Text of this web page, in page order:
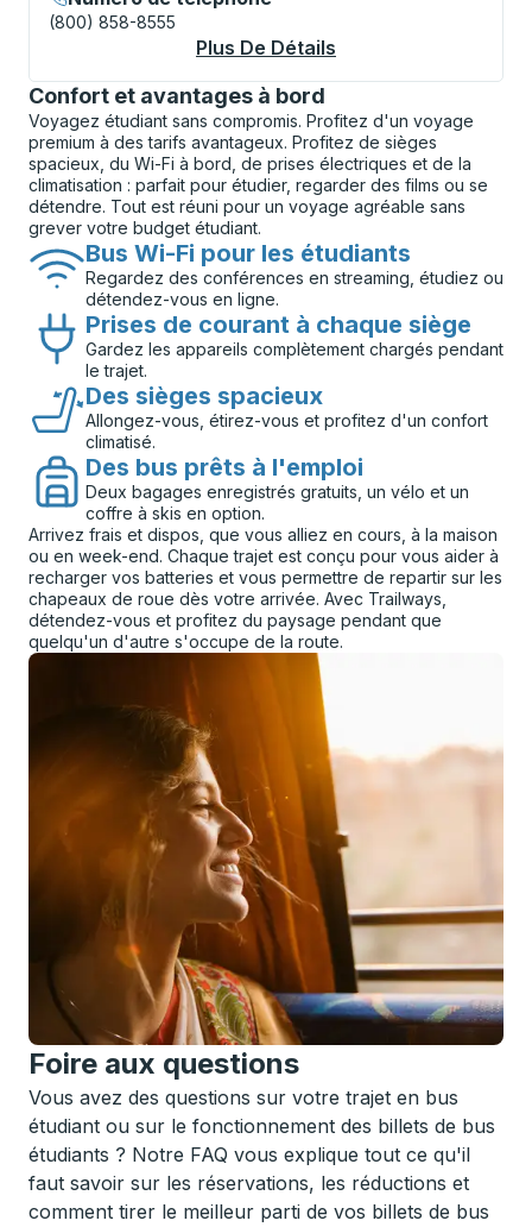
(800) 858-8555
Plus De Détails
Confort et avantages à bord
Voyagez étudiant sans compromis. Profitez d'un voyage
premium à des tarifs avantageux. Profitez de sièges
spacieux, du Wi-Fi à bord, de prises électriques et de la
climatisation : parfait pour étudier, regarder des films ou se
détendre. Tout est réuni pour un voyage agréable sans
grever votre budget étudiant.
Bus Wi-Fi pour les étudiants
Regardez des conférences en streaming, étudiez ou
détendez-vous en ligne.
Prises de courant à chaque siège
Gardez les appareils complètement chargés pendant
le trajet.
Des sièges spacieux
Allongez-vous, étirez-vous et profitez d'un confort
climatisé.
Des bus prêts à l'emploi
Deux bagages enregistrés gratuits, un vélo et un
coffre à skis en option.
Arrivez frais et dispos, que vous alliez en cours, à la maison
ou en week-end. Chaque trajet est conçu pour vous aider à
recharger vos batteries et vous permettre de repartir sur les
chapeaux de roue dès votre arrivée. Avec Trailways,
détendez-vous et profitez du paysage pendant que
quelqu'un d'autre s'occupe de la route.
Foire aux questions
Vous avez des questions sur votre trajet en bus
étudiant ou sur le fonctionnement des billets de bus
étudiants ? Notre FAQ vous explique tout ce qu'il
faut savoir sur les réservations, les réductions et
comment tirer le meilleur parti de vos billets de bus